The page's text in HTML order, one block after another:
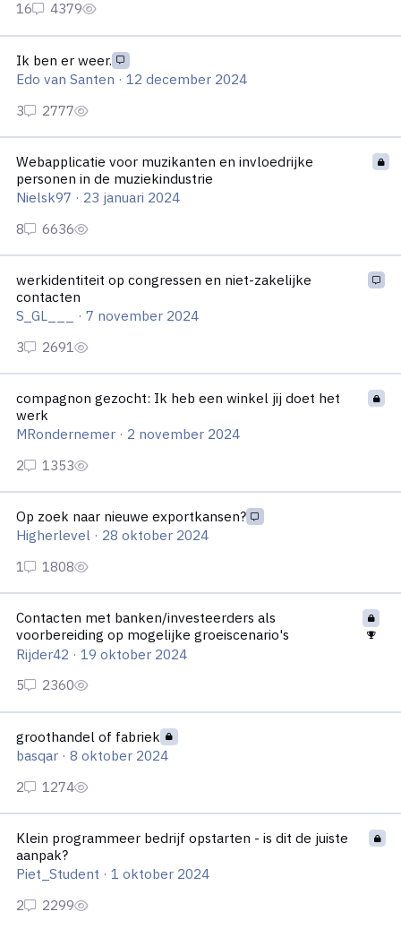
Ik ben er weer.
Edo van Santen ·12 december 2024
Webapplicatie voor muzikanten en invloedrijke
personen in de muziekindustrie
Nielsk97 · 23 januari 2024
werkidentiteit op congressen en niet-zakelijke
contacten
S_GL___
·7 november 2024
compagnon gezocht: Ik heb een winkel jij doet het
werk
MRondernemer · 2 november 2024
Op zoek naar nieuwe exportkansen?
Higherlevel · 28 oktober 2024
Contacten met banken/investeerders als
voorbereiding op mogelijke groeiscenario's
Rijder42 ·19 oktober 2024
groothandel of fabriek
basqar ·8 oktober 2024
Klein programmeer bedrijf opstarten - is dit de juiste
aanpak?
Piet_Student ·1 oktober 2024